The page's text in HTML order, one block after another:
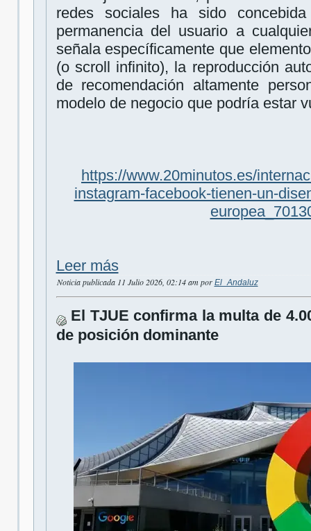
redes sociales ha sido
permanencia del usuario a
señala específicamente que
(o scroll infinito), la reproducción
de recomendación altamente
modelo de negocio que podría estar
https://www.20minutos.es/
instagram-facebook-tienen-un-
Leer más
Noticia publicada 11 Julio 2026, 02:14 am por El_Andaluz
El TJUE confirma la multa de
de posición dominante